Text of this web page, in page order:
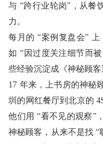
与 “跨行业轮岗”，从餐
力。
每月的 “案例复盘会”
如 “因过度关注细节而
些经验沉淀成《神秘顾
17 年来，上书房的神秘
圳的网红餐厅到北京的
他们用 “看不见的观察”
神秘顾客，从来不是找 “